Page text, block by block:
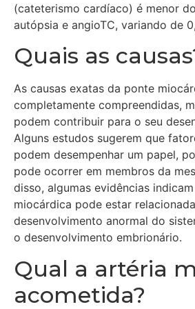
(cateterismo cardíaco) é menor
autópsia e angioTC, variando de
Quais as
As causas exatas da ponte
completamente compreendidas,
podem contribuir para o seu
Alguns estudos sugerem que
podem desempenhar um papel,
pode ocorrer em membros da
disso, algumas evidências
miocárdica pode estar
desenvolvimento anormal do
o desenvolvimento embrionário.
Qual a artéria
acometida?